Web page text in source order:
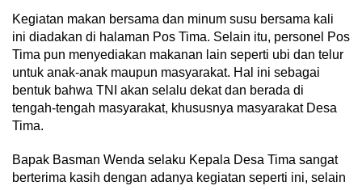
Kegiatan makan bersama dan minum susu bersama kali
ini diadakan di halaman Pos Tima. Selain itu, personel Pos
Tima pun menyediakan makanan lain seperti ubi dan telur
untuk anak-anak maupun masyarakat. Hal ini sebagai
bentuk bahwa TNI akan selalu dekat dan berada di
tengah-tengah masyarakat, khususnya masyarakat Desa
Tima.
Bapak Basman Wenda selaku Kepala Desa Tima sangat
berterima kasih dengan adanya kegiatan seperti ini, selain